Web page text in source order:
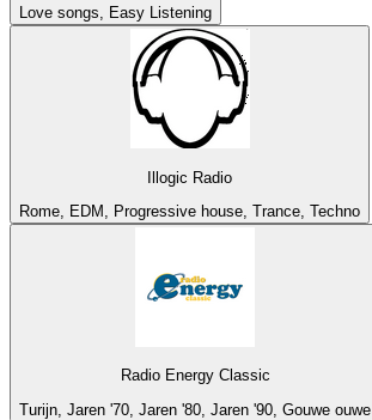
Love songs, Easy Listening
Illogic Radio
Rome, EDM, Progressive house, Trance, Techno
Radio Energy Classic
Turijn, Jaren '70, Jaren '80, Jaren '90, Gouwe ouwe